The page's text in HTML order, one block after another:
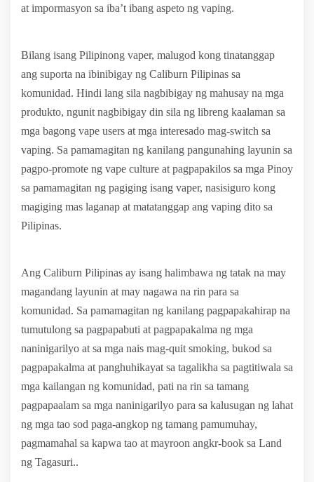
at impormasyon sa iba’t ibang aspeto ng vaping.
Bilang isang Pilipinong vaper, malugod kong tinatanggap
ang suporta na ibinibigay ng Caliburn Pilipinas sa
komunidad. Hindi lang sila nagbibigay ng mahusay na mga
produkto, ngunit nagbibigay din sila ng libreng kaalaman sa
mga bagong vape users at mga interesado mag-switch sa
vaping. Sa pamamagitan ng kanilang pangunahing layunin sa
pagpo-promote ng vape culture at pagpapakilos sa mga Pinoy
sa pamamagitan ng pagiging isang vaper, nasisiguro kong
magiging mas laganap at matatanggap ang vaping dito sa
Pilipinas.
Ang Caliburn Pilipinas ay isang halimbawa ng tatak na may
magandang layunin at may nagawa na rin para sa
komunidad. Sa pamamagitan ng kanilang pagpapakahirap na
tumutulong sa pagpapabuti at pagpapakalma ng mga
naninigarilyo at sa mga nais mag-quit smoking, bukod sa
pagpapakalma at panghuhikayat sa tagalikha sa pagtitiwala sa
mga kailangan ng komunidad, pati na rin sa tamang
pagpapaalam sa mga naninigarilyo para sa kalusugan ng lahat
ng mga tao sod paga-angkop ng tamang pamumuhay,
pagmamahal sa kapwa tao at mayroon angkr-book sa Land
ng Tagasuri..